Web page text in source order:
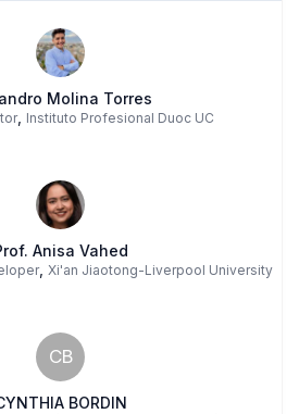
Molina Torres
, Instituto Profesional Duoc UC
Anisa Vahed
, Xi'an Jiaotong-Liverpool University
CB
BORDIN